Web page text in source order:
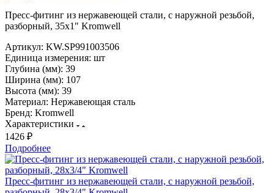
Пресс-фитинг из нержавеющей стали, с наружной резьбой,
разборный, 35х1" Kromwell
Артикул: KW.SP991003506
Единица измерения: шт
Глубина (мм): 39
Ширина (мм): 107
Высота (мм): 39
Материал: Нержавеющая сталь
Бренд: Kromwell
Характеристики
1426 ₽
Подробнее
Пресс-фитинг из нержавеющей стали, с наружной резьбой,